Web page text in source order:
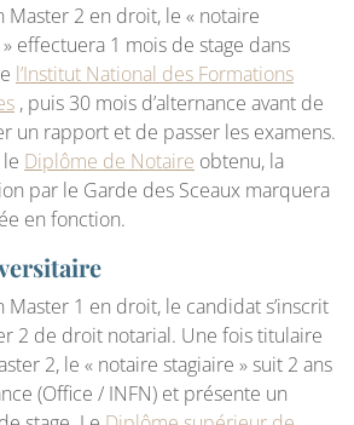
Master 2 en droit, le « notaire
effectuera 1 mois de stage dans
l’Institut National des Formations
, puis 30 mois d’alternance avant de
un rapport et de passer les examens.
Diplôme de Notaire obtenu, la
par le Garde des Sceaux marquera
en fonction.
Master 1 en droit, le candidat s’inscrit
2 de droit notarial. Une fois titulaire
2, le « notaire stagiaire » suit 2 ans
(Office / INFN) et présente un